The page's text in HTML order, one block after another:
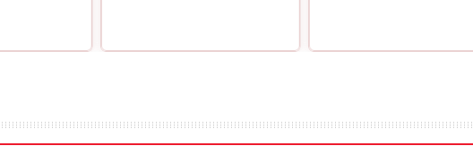
nhấn cho phong cách nội thất